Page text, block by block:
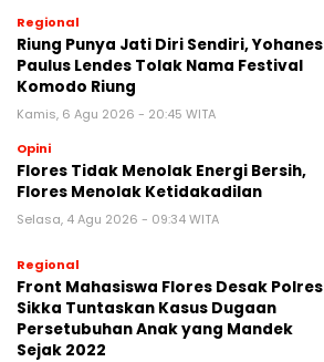
Regional
Riung Punya Jati Diri Sendiri, Yohanes
Paulus Lendes Tolak Nama Festival
Komodo Riung
Kamis, 6 Agu 2026 - 20:45 WITA
Opini
Flores Tidak Menolak Energi Bersih,
Flores Menolak Ketidakadilan
Selasa, 4 Agu 2026 - 09:34 WITA
Regional
Front Mahasiswa Flores Desak Polres
Sikka Tuntaskan Kasus Dugaan
Persetubuhan Anak yang Mandek
Sejak 2022